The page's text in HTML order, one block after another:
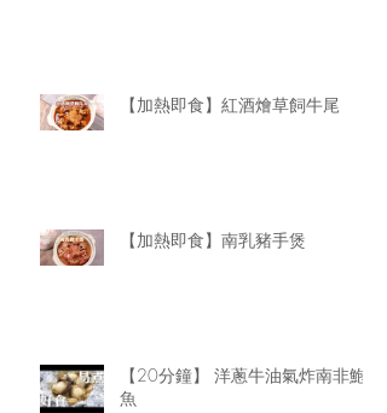
【加熱即食】紅酒燴草飼牛尾
【加熱即食】南乳豬手煲
【20分鐘】 洋蔥牛油氣炸南非鮑
魚